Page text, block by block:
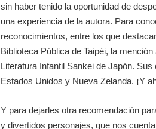
sin haber tenido la oportunidad de
una experiencia de la autora. Para
reconocimientos, entre los que
Biblioteca Pública de Taipéi, la
Literatura Infantil Sankei de Japón.
Estados Unidos y Nueva Zelanda. ¡Y
Y para dejarles otra recomendación
y divertidos personajes, que nos